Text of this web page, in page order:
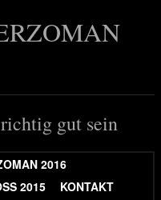
gut sein
2016
2015
KONTAKT